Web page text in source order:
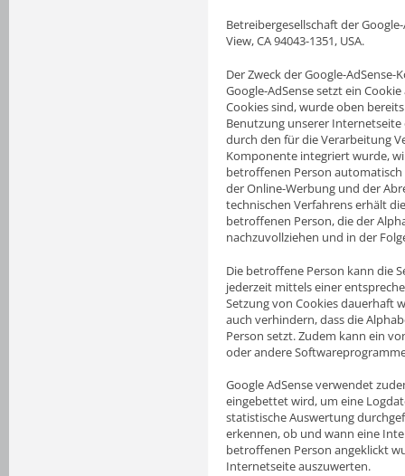
Betreibergesellschaft der
View, CA 94043-1351, USA.
Der Zweck der Google-
Google-AdSense setzt ein
Cookies sind, wurde oben
Benutzung unserer
durch den für die Verarbeitung
Komponente integriert wurde,
betroffenen Person automatisch
der Online-Werbung und der
technischen Verfahrens erhält
betroffenen Person, die der
nachzuvollziehen und in der
Die betroffene Person kann die
jederzeit mittels einer
Setzung von Cookies dauerhaft
auch verhindern, dass die
Person setzt. Zudem kann ein
oder andere
Google AdSense verwendet
eingebettet wird, um eine
statistische Auswertung
erkennen, ob und wann eine
betroffenen Person angeklickt
Internetseite auszuwerten.